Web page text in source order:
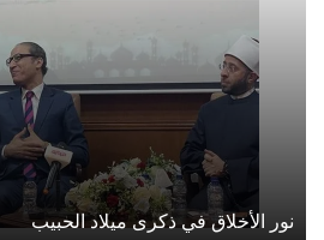
نور الأخلاق في ذكرى ميلاد الحبيب